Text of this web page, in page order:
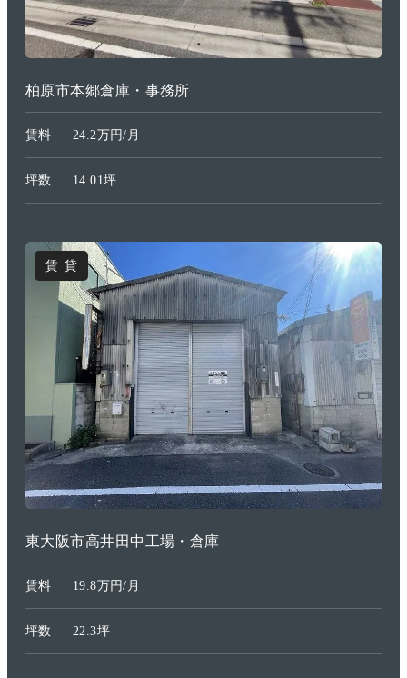
柏原市本郷倉庫・事務所
賃料 24.2万円/月
坪数 14.01坪
賃貸
東大阪市高井田中工場・倉庫
賃料 19.8万円/月
坪数 22.3坪